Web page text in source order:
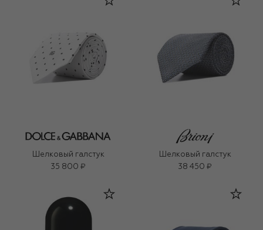
Шелковый галстук
35 800 ₽
Шелковый галстук
38 450 ₽